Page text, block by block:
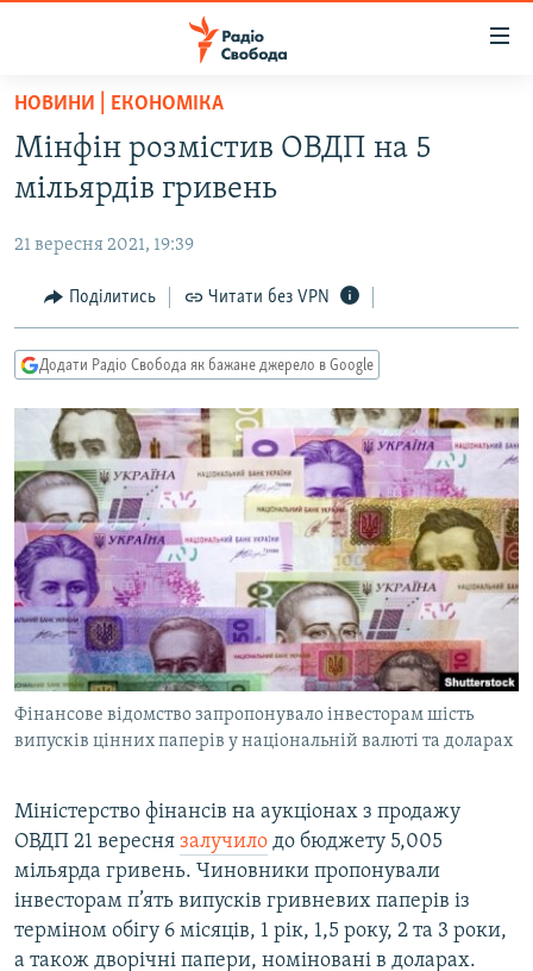
Перейти
основного
матеріалу
до
навігації
Перейти
до
РАДІО СВОБОДА – 70 РОКІВ
ВСЕ ЗА ДОБУ
ПОЛІТИКА
ЕКОНОМІКА
КУЛЬТУРА
СПОРТ
УКРАЇНА
СВІТ
ВІЙНА
РОСІЙСЬКА «ФІЛЬТРАЦІЯ»
КРИМ.РЕАЛІЇ
ТИ ЯК?
СХЕМИ
КИТАЙ.ВИКЛИКИ
МУЛЬТИМЕДІА
ФОТО
СПЕЦПРОЄКТИ
ПОДКАСТИ
КРИМ РЕАЛІЇ
УКР
КТАТ
ДОЛУЧАЙСЯ!
НОВИНИ | ЕКОНОМІКА
Мінфін розмістив ОВДП на 5
мільярдів гривень
21 вересня 2021, 19:39
Поділитись Читати без VPN
Додати Радіо Свобода як бажане джерело в Google
Фінансове відомство запропонувало інвесторам шість
випусків цінних паперів у національній валюті та доларах
Міністерство фінансів на аукціонах з продажу
ОВДП 21 вересня залучило до бюджету 5,005
мільярда гривень. Чиновники пропонували
інвесторам п’ять випусків гривневих паперів із
терміном обігу 6 місяців, 1 рік, 1,5 року, 2 та 3 роки,
а також дворічні папери, номіновані в доларах.